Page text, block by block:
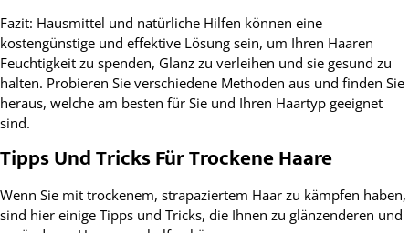
Fazit: Hausmittel und natürliche Hilfen können eine
kostengünstige und effektive Lösung sein, um Ihren Haaren
Feuchtigkeit zu spenden, Glanz zu verleihen und sie gesund zu
halten. Probieren Sie verschiedene Methoden aus und finden Sie
heraus, welche am besten für Sie und Ihren Haartyp geeignet
sind.
Tipps Und Tricks Für Trockene Haare
Wenn Sie mit trockenem, strapaziertem Haar zu kämpfen haben,
sind hier einige Tipps und Tricks, die Ihnen zu glänzenderen und